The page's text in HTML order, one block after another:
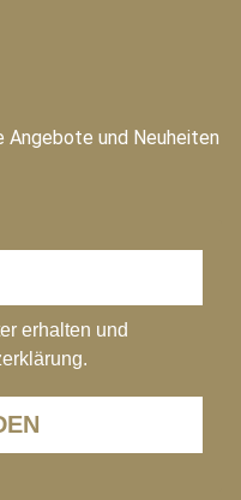
Angebote und Neuheiten
erhalten und